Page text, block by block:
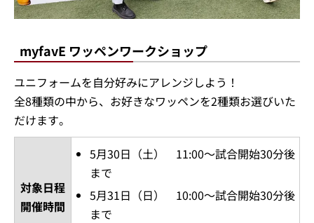
myfavE ワッペンワークショップ
ユニフォームを自分好みにアレンジしよう！
全8種類の中から、お好きなワッペンを2種類お選びいた
だけます。
対象日程
開催時間
5月30日（土） 11:00～試合開始30分後
まで
5月31日（日） 10:00～試合開始30分後
まで